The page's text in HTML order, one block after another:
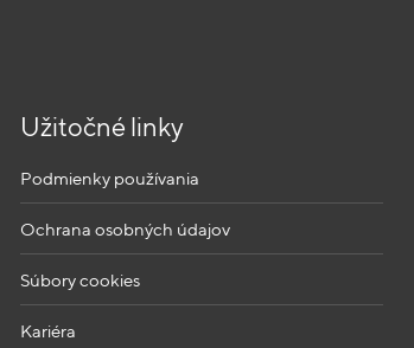
Užitočné linky
Podmienky používania
Ochrana osobných údajov
Súbory cookies
Kariéra